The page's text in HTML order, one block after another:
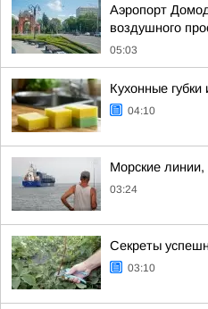
Аэропорт
воздушного
05:03
Кухонные
04:10
Морские
03:24
Секреты
03:10